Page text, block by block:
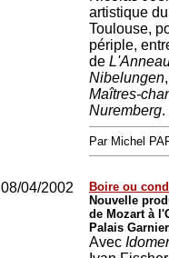
artistique
Toulouse,
périple,
de
Nibelungen
Maîtres-
Nuremberg.
Par Michel
08/04/2002
Boire ou
Nouvelle
de Mozart à
Palais
Avec